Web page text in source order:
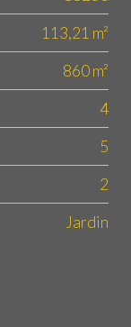
113,21 m²
860 m²
4
5
2
Jardin